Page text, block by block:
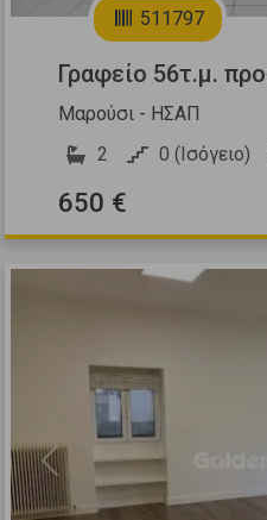
511797
Γραφείο 56τ.μ.
Μαρούσι - ΗΣΑΠ
2
0 (Ισόγειο)
650 €
Previous